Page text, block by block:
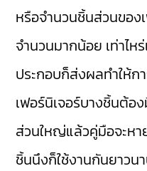
หรือจำนวนชิ้นส่วนของ
จำนวนมากน้อย เท่าไห
ประกอบก็ส่งผลทำให้ก
เฟอร์นิเจอร์บางชิ้นต้อ
ส่วนใหญ่แล้วคู่มือจะหา
ชิ้นนึงก็ใช้งานกันยาวน